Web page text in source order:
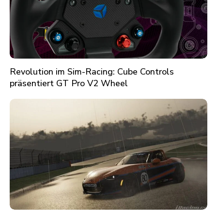
Revolution im Sim-Racing: Cube Controls
präsentiert GT Pro V2 Wheel